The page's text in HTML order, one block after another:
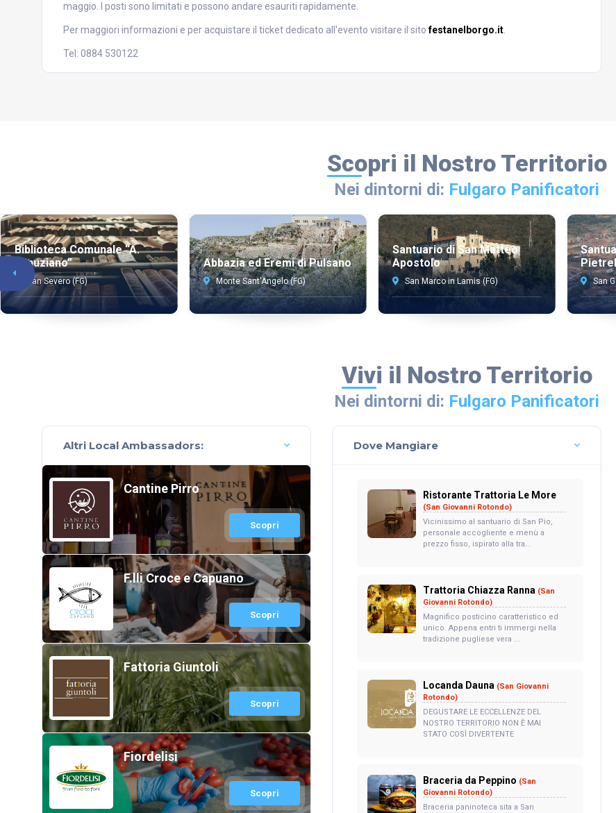
maggio. I posti sono limitati e possono andare esauriti rapidamente.
Per maggiori informazioni e per acquistare il ticket dedicato all'evento visitare il sitofestanelborgo.it
Tel: 0884 530122
Scopri il Nostro Territorio
Nei dintorni di: Fulgaro Panificatori
Biblioteca Comunale “A.
Minuziano”
San Severo (FG)
Abbazia ed Eremi di Pulsano
Monte Sant'Angelo (FG)
Santuario di San Matteo
Apostolo
San Marco in Lamis (FG) San
Vivi il Nostro Territorio
Nei dintorni di: Fulgaro Panificatori
Altri Local Ambassadors:
Cantine Pirro
Scopri
F.lli Croce e Capuano
Scopri
Fattoria Giuntoli
Scopri
Fiordelisi
Scopri
Dove Mangiare
Ristorante Trattoria Le More
(San Giovanni Rotondo)
Vicinissimo al santuario di San Pio,
personale accogliente e menù a
prezzo fisso, ispirato alla tra...
Trattoria Chiazza Ranna (San
Giovanni Rotondo)
Magnifico posticino caratteristico ed
unico. Appena entri ti immergi nella
tradizione pugliese vera ...
Locanda Dauna (San Giovanni
Rotondo)
DEGUSTARE LE ECCELLENZE DEL
NOSTRO TERRITORIO NON È MAI
STATO COSÌ DIVERTENTE
Braceria da Peppino (San
Giovanni Rotondo)
Braceria paninoteca sita a San